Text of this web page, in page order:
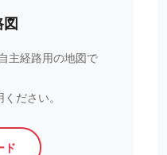
主経路用の地図で
ださい。
ド